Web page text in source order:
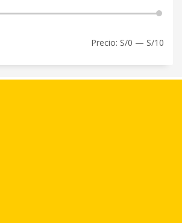
Precio: S/0 — S/10